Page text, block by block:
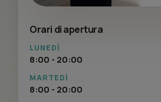
Orari di apertura
LUNEDÌ
8:00 - 20:00
MARTEDÌ
8:00 - 20:00